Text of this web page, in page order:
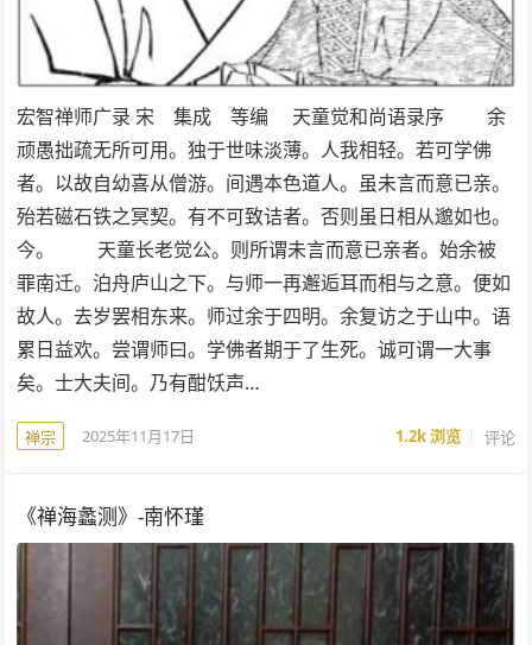
宏智禅师广录 宋 集成 等编 天童觉和尚语录序 余
顽愚拙疏无所可用。独于世味淡薄。人我相轻。若可学佛
者。以故自幼喜从僧游。间遇本色道人。虽未言而意已亲。
殆若磁石铁之冥契。有不可致诘者。否则虽日相从邈如也。
今。 天童长老觉公。则所谓未言而意已亲者。始余被
罪南迁。泊舟庐山之下。与师一再邂逅耳而相与之意。便如
故人。去岁罢相东来。师过余于四明。余复访之于山中。语
累日益欢。尝谓师曰。学佛者期于了生死。诚可谓一大事
矣。士大夫间。乃有酣饫声…
禅宗 2025年11月17日 1.2k浏览 评论
《禅海蠡测》-南怀瑾